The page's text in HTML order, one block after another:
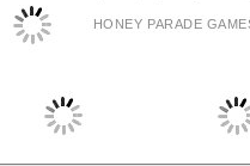
HONEY PARADE